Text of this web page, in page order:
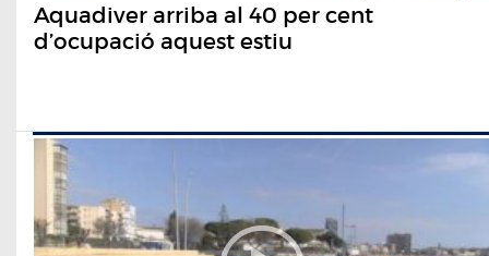
Aquadiver arriba al 40 per cent
d’ocupació aquest estiu